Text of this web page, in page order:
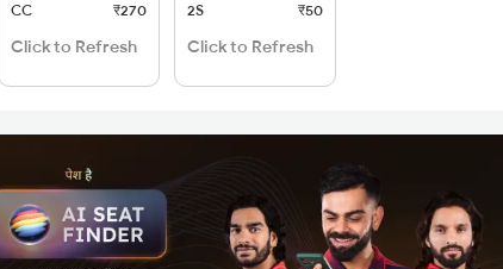
CC ₹270
Click to Refresh
2S ₹50
Click to Refresh